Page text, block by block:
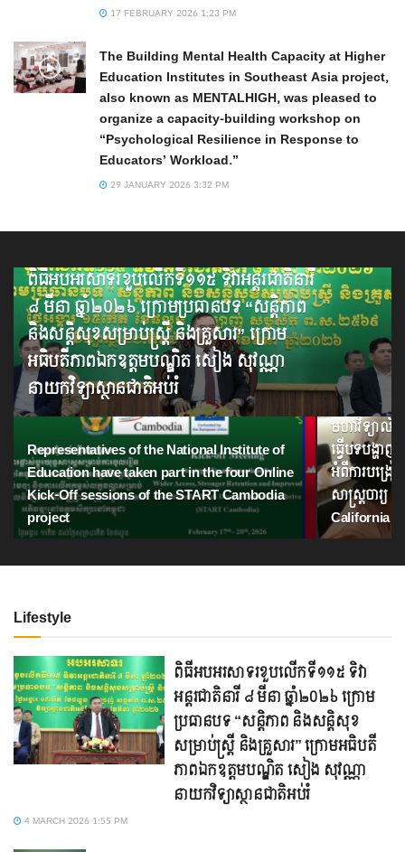
17 FEBRUARY 2026 1:23 PM
The Building Mental Health Capacity at Higher
Education Institutes in Southeast Asia project,
also known as MENTALHIGH, was pleased to
organize a capacity-building workshop on
“Psychological Resilience in Response to
Educators’ Workload.”
29 JANUARY 2026 3:32 PM
ពិធីអបអរសាទរខួបលើកទី១១៥ ទិវាអន្តរជាតិនារី
៨ មីនា ឆ្នាំ២០២៦ ក្រោមប្រធានបទ “សន្តិភាព
និងសន្តិសុខសម្រាប់ស្ត្រី និងគ្រួសារ” ក្រោម
អធិបតីភាពឯកឧត្តមបណ្ឌិត សៀង សុវណ្ណា
នាយកវិទ្យាស្ថានជាតិអប់រំ
Representatives of the National Institute of
Education have taken part in the four Online
Kick-Off sessions of the START Cambodia
project
មហាវិទ្យាល័យ
ធ្វើបទបង្ហ
អំពីការបង្រ
សាស្ត្រចារ្
California
Lifestyle
ពិធីអបអរសាទរខួបលើកទី១១៥ ទិវា
អន្តរជាតិនារី ៨ មីនា ឆ្នាំ២០២៦ ក្រោម
ប្រធានបទ “សន្តិភាព និងសន្តិសុខ
សម្រាប់ស្ត្រី និងគ្រួសារ” ក្រោមអធិបតី
ភាពឯកឧត្តមបណ្ឌិត សៀង សុវណ្ណា
នាយកវិទ្យាស្ថានជាតិអប់រំ
4 MARCH 2026 1:55 PM